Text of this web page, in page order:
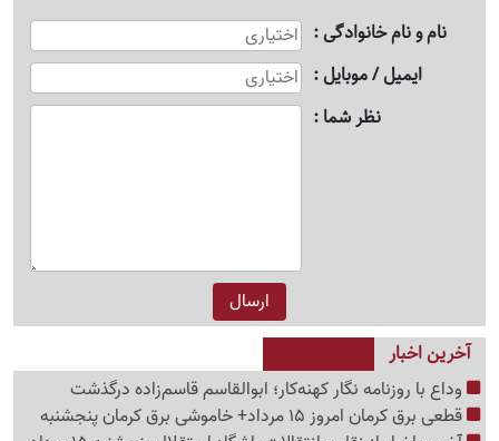
نام و نام خانوادگی
ایمیل / موبایل
نظر شما
آخرین اخبار
وداع با روزنامه نگار کهنه‌کار؛ ابوالقاسم قاسم‌زاده درگذشت
قطعی برق کرمان امروز 15 مرداد+ خاموشی برق کرمان پنجشنبه